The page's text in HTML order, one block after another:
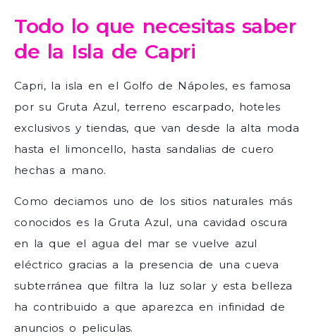
Todo lo que necesitas saber
de la Isla de Capri
Capri, la isla en el Golfo de Nápoles, es famosa
por su Gruta Azul, terreno escarpado, hoteles
exclusivos y tiendas, que van desde la alta moda
hasta el limoncello, hasta sandalias de cuero
hechas a mano.
Como deciamos uno de los sitios naturales más
conocidos es la Gruta Azul, una cavidad oscura
en la que el agua del mar se vuelve azul
eléctrico gracias a la presencia de una cueva
subterránea que filtra la luz solar y esta belleza
ha contribuido a que aparezca en infinidad de
anuncios o peliculas.